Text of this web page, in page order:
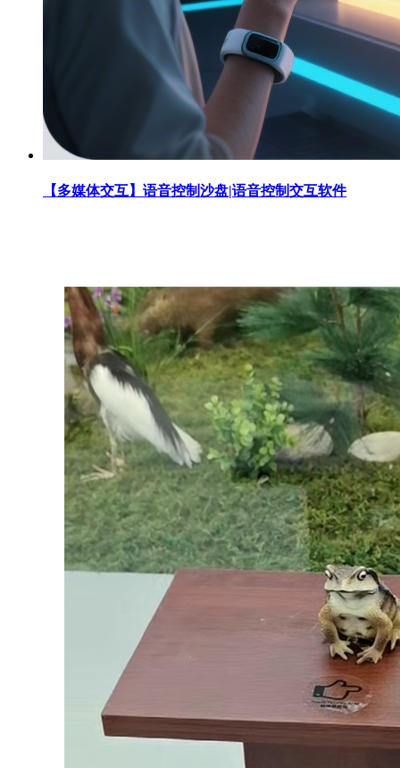
【多媒体交互】语音控制沙盘|语音控制交互软件